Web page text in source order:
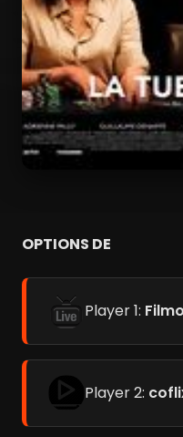
OPTIONS DE
Player 1:
Player 2: